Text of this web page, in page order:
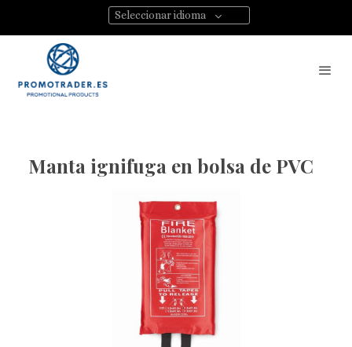
Seleccionar idioma
Manta ignifuga en bolsa de PVC